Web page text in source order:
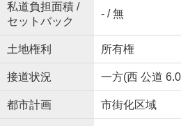
私道負担面積 /
セットバック
- / 無
土地権利 所有権
接道状況 一方(西 公道
都市計画 市街化区域